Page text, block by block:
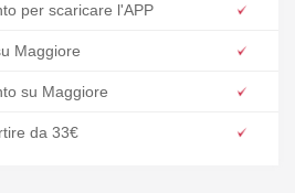
per scaricare l'APP
Maggiore
su Maggiore
da 33€